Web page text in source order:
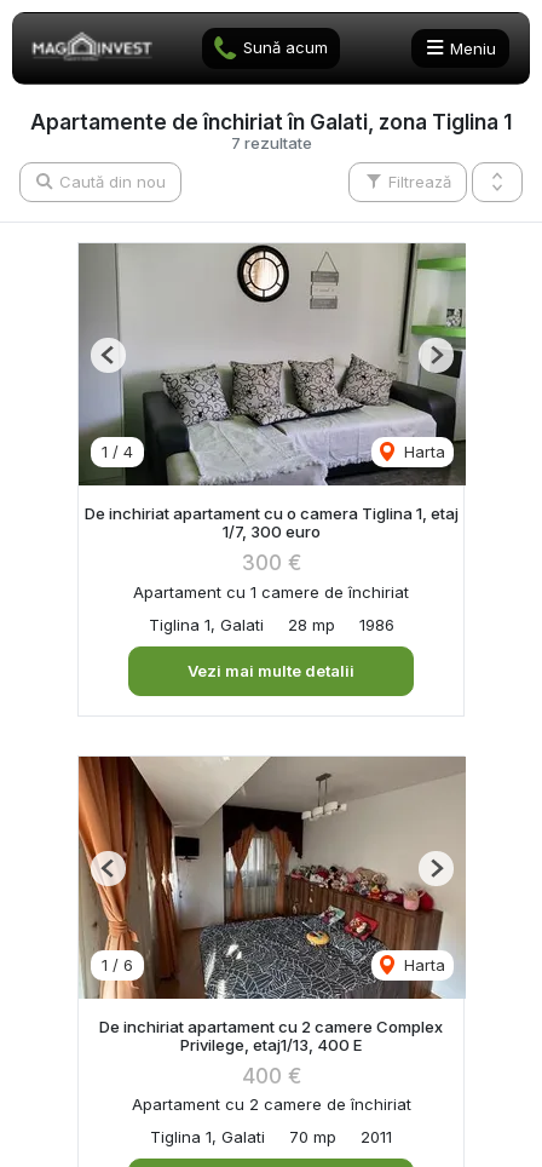
Sună acum Meniu
7 rezultate
Apartamente de închiriat în Galati, zona Tiglina 1
Filtrează
Caută din nou
1 / 4 Harta
Previous Next
De inchiriat apartament cu o camera Tiglina 1, etaj
1/7, 300 euro
300 €
Apartament cu 1 camere de închiriat
Tiglina 1, Galati
28 mp 1986
Vezi mai multe detalii
1 / 6 Harta
Previous Next
De inchiriat apartament cu 2 camere Complex
Privilege, etaj1/13, 400 E
400 €
Apartament cu 2 camere de închiriat
Tiglina 1, Galati
70 mp 2011